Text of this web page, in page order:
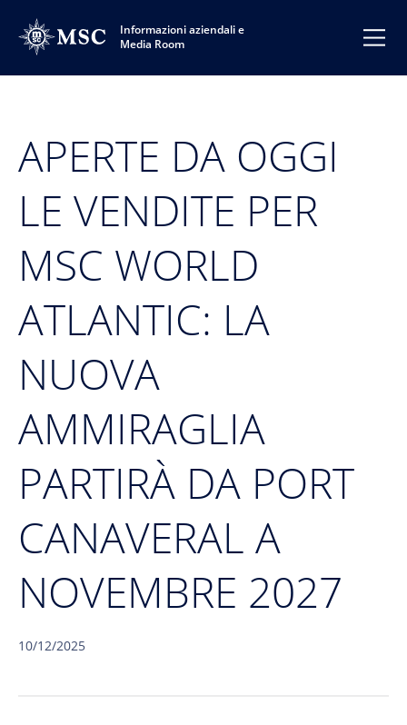
Informazioni aziendali e
Media Room
APERTE DA OGGI
LE VENDITE PER
MSC WORLD
ATLANTIC: LA
NUOVA
AMMIRAGLIA
PARTIRÀ DA PORT
CANAVERAL A
NOVEMBRE 2027
10/12/2025